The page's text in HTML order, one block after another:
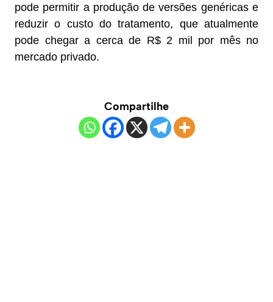
pode permitir a produção de versões genéricas e
reduzir o custo do tratamento, que atualmente
pode chegar a cerca de R$ 2 mil por mês no
mercado privado.
Compartilhe